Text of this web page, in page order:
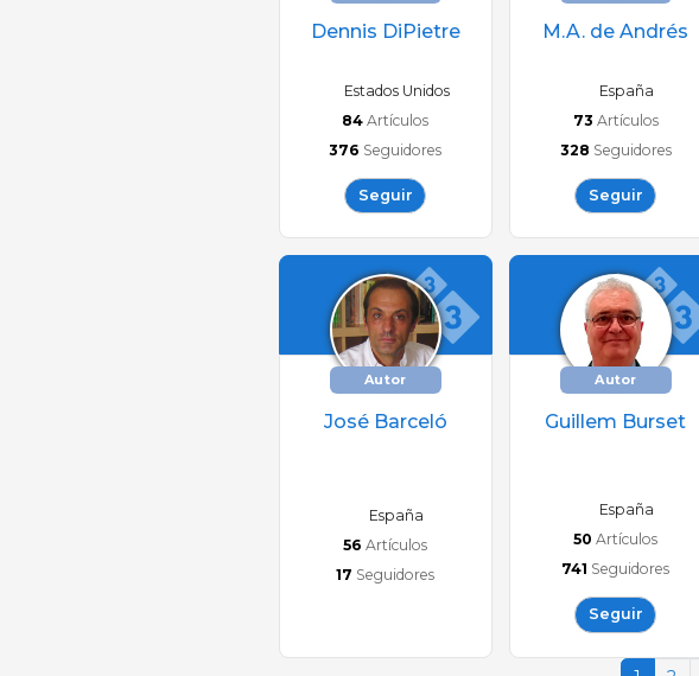
Dennis DiPietre
Estados Unidos
84 Artículos
376 Seguidores
Seguir
M.A. de Andrés
España
73 Artículos
328 Seguidores
Seguir
Autor
José Barceló
España
56 Artículos
17 Seguidores
Autor
Guillem Burset
España
50 Artículos
741 Seguidores
Seguir